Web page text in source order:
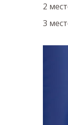
2
3